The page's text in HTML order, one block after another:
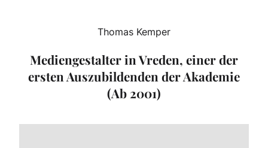
Thomas Kemper
Mediengestalter in Vreden, einer der
ersten Auszubildenden der Akademie
(Ab 2001)